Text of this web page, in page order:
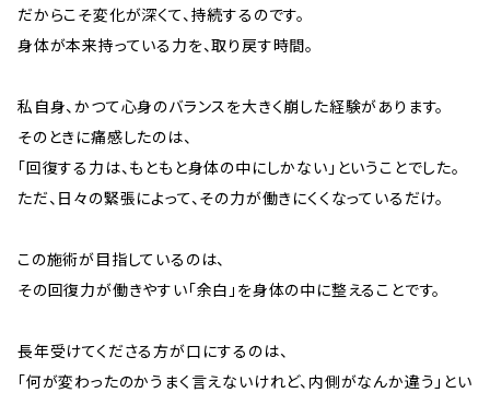
だからこそ変化が深くて、持続するのです。
身体が本来持っている力を、取り戻す時間。
私自身、かつて心身のバランスを大きく崩した経験があります。
そのときに痛感したのは、
「回復する力は、もともと身体の中にしかない」ということでした。
ただ、日々の緊張によって、その力が働きにくくなっているだけ。
この施術が目指しているのは、
その回復力が働きやすい「余白」を身体の中に整えることです。
長年受けてくださる方が口にするのは、
「何が変わったのかうまく言えないけれど、内側がなんか違う」とい